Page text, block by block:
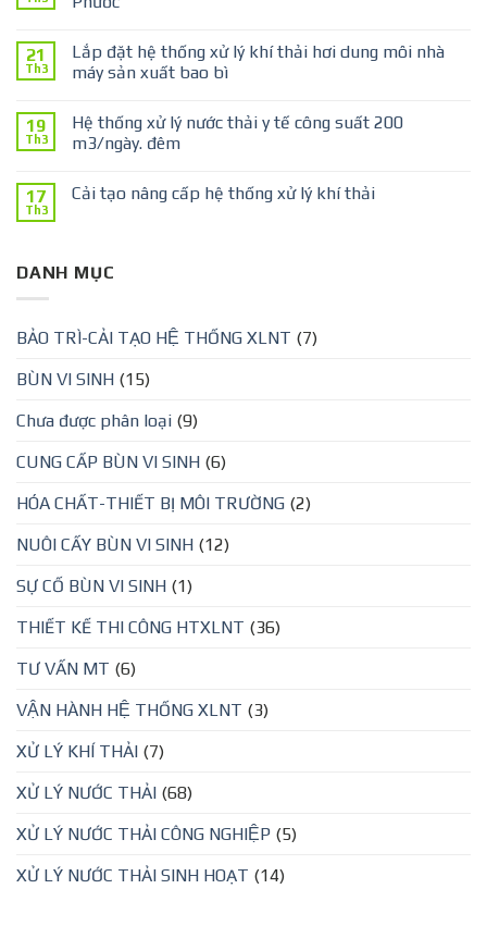
21
Th3
Lắp đặt hệ thống xử lý khí thải hơi dung môi nhà
máy sản xuất bao bì
19
Th3
Hệ thống xử lý nước thải y tế công suất 200
m3/ngày. đêm
17
Th3
Cải tạo nâng cấp hệ thống xử lý khí thải
DANH MỤC
BẢO TRÌ-CẢI TẠO HỆ THỐNG XLNT (7)
BÙN VI SINH (15)
Chưa được phân loại (9)
CUNG CẤP BÙN VI SINH (6)
HÓA CHẤT-THIẾT BỊ MÔI TRƯỜNG (2)
NUÔI CẤY BÙN VI SINH (12)
SỰ CỐ BÙN VI SINH (1)
THIẾT KẾ THI CÔNG HTXLNT (36)
TƯ VẤN MT (6)
VẬN HÀNH HỆ THỐNG XLNT (3)
XỬ LÝ KHÍ THẢI (7)
XỬ LÝ NƯỚC THẢI (68)
XỬ LÝ NƯỚC THẢI CÔNG NGHIỆP (5)
XỬ LÝ NƯỚC THẢI SINH HOẠT (14)